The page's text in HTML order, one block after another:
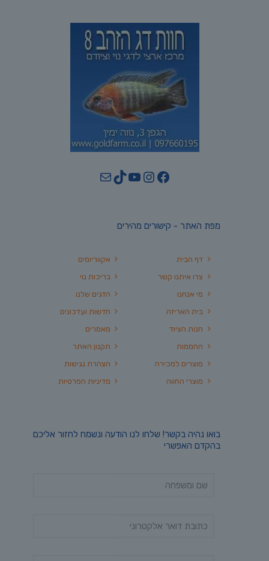
Facebook
Instagram
YouTube
TikTok
Mail
מפת האתר - קישורים מהירים
אקווריומים
בריכות נוי
הדגים שלנו
חדשות ועדכונים
מאמרים
תקנון האתר
הצהרת נגישות
מדיניות הפרטיות
דף הבית
צרו איתנו קשר
מי אנחנו
בית האריזה
חנות הציוד
החממות
מוצרים למכירה
מוצרי החווה
בואו נהיה בקשר! שלחו לנו הודעה ונשמח לחזור אליכם
בהקדם האפשרי